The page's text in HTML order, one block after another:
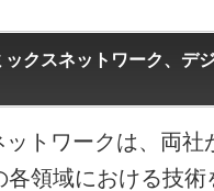
クスネットワーク、デ
トワークは、両社
各領域における技